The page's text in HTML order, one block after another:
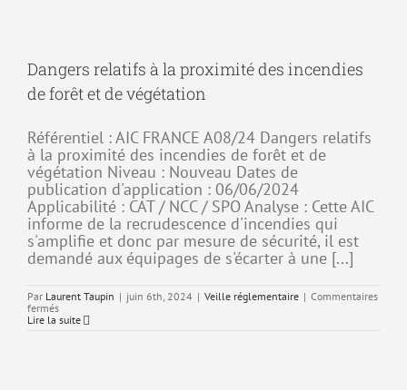
d’aide
Dangers relatifs à la proximité des incendies
de forêt et de végétation
Référentiel : AIC FRANCE A08/24 Dangers relatifs
à la proximité des incendies de forêt et de
végétation Niveau : Nouveau Dates de
publication d'application : 06/06/2024
Applicabilité : CAT / NCC / SPO Analyse : Cette AIC
informe de la recrudescence d'incendies qui
s'amplifie et donc par mesure de sécurité, il est
demandé aux équipages de s'écarter à une [...]
Par Laurent Taupin | juin 6th, 2024 | Veille réglementaire | Commentaires
ferméssur
Dangers
Lire la suite